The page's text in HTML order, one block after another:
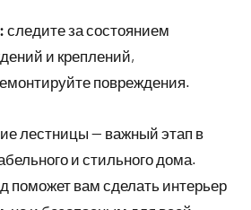
следите за состоянием
и креплений,
повреждения.
лестницы — важный этап в
и стильного дома.
поможет вам сделать интерьер